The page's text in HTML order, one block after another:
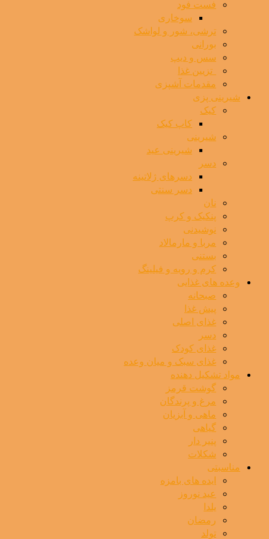
فست فود
سوخاری
ترشی، شور و لواشک
بورانی
سس و دیپ
⁯ ‌ تزیین غذا
مقدمات آشپزی
شیرینی پزی
کیک
کاپ کیک
شیرینی
شیرینی عید
دسر
دسرهای ژلاتینه
دسر سنتی
نان
پنکیک و کرپ
نوشیدنی
مربا و مارمالاد
بستنی
کرم و رویه و فیلینگ
وعده های غذایی
صبحانه
پیش غذا
غذای اصلی
دسر
غذای کودک
غذای سبک و میان وعده
مواد تشکیل دهنده
گوشت قرمز
مرغ و پرندگان
ماهی و آبزیان
گیاهی
پنیر دار
شکلات
مناسبتی
ایده های بامزه
عید نوروز
یلدا
رمضان
تولد